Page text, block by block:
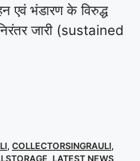
भंडारण के विरुद्ध
जारी (sustained
, COLLECTORSINGRAULI,
, LATEST NEWS